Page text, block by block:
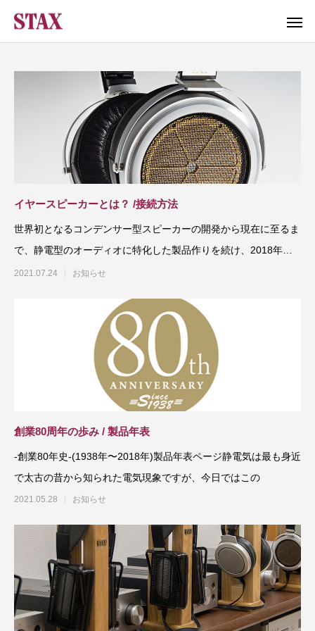
イヤースピーカーとは？ /接続方法
世界初となるコンデンサー型スピーカーの開発から現在に至るま
で、静電型のオーディオに特化した製品作りを続け、2018年に
スタックスはブランド
2021.07.24 お知らせ
創業80周年の歩み / 製品年表
-創業80年史-(1938年〜2018年)製品年表ページ静電気は最も身近
で太古の昔から知られた電気現象ですが、今日ではこの
2021.05.28 お知らせ